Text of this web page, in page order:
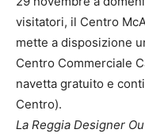
visitatori, il Centro
mette a disposizione
Centro Commerciale
navetta gratuito e
Centro).
La Reggia Designer